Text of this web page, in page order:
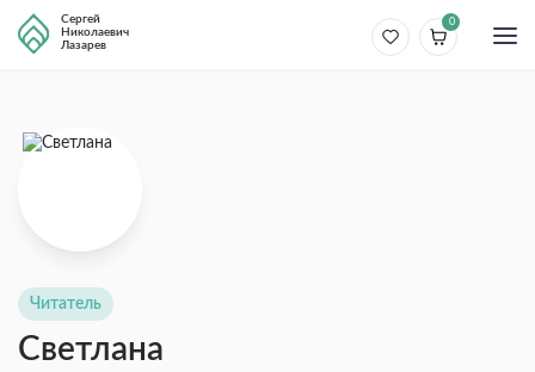
Сергей
Николаевич
Лазарев
0
Читатель
Светлана